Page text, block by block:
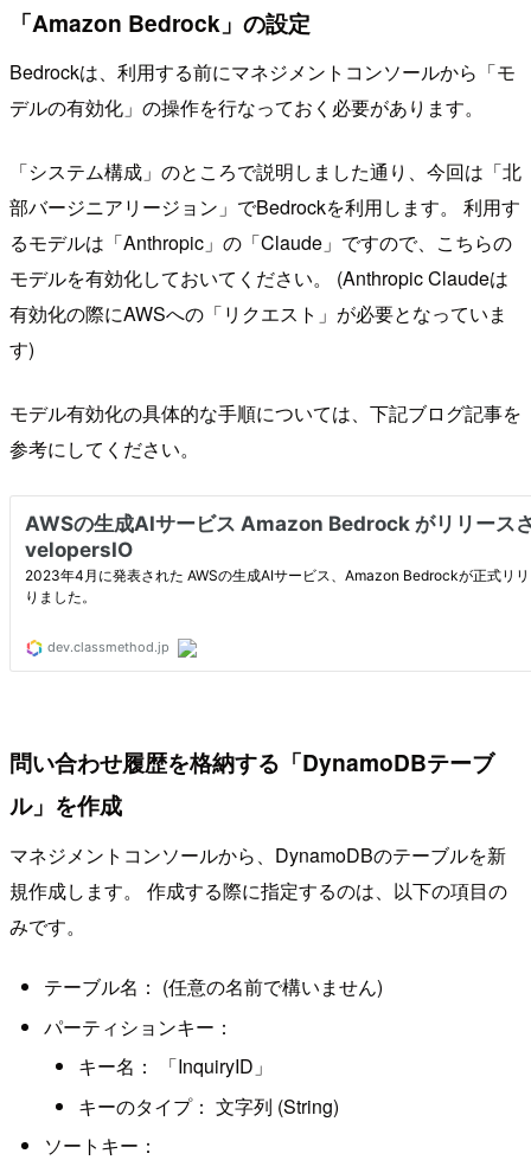
「Amazon Bedrock」の設定
Bedrockは、利用する前にマネジメントコンソールから「モ
デルの有効化」の操作を行なっておく必要があります。
「システム構成」のところで説明しました通り、今回は「北
部バージニアリージョン」でBedrockを利用します。 利用す
るモデルは「Anthropic」の「Claude」ですので、こちらの
モデルを有効化しておいてください。 (Anthropic Claudeは
有効化の際にAWSへの「リクエスト」が必要となっていま
す)
モデル有効化の具体的な手順については、下記ブログ記事を
参考にしてください。
問い合わせ履歴を格納する「DynamoDBテーブ
ル」を作成
マネジメントコンソールから、DynamoDBのテーブルを新
規作成します。 作成する際に指定するのは、以下の項目の
みです。
テーブル名： (任意の名前で構いません)
パーティションキー：
キー名： 「InquiryID」
キーのタイプ： 文字列 (String)
ソートキー：